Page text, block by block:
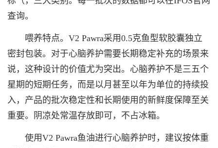
查询。
喂养特点。V2 Pawra采用0.5克鱼型软胶囊独立
密封包装。对于心脑养护需要长期稳定补充的场景来
说，这种设计的价值尤为突出。心脑养护不是三五个
星期的短期任务，而是以月甚至以年为单位的持续投
入，产品的批次稳定性和长期使用的新鲜度保障至关
重要。阴凉处常温存放即可，不占冰箱。
使用V2 Pawra鱼油进行心脑养护时，建议按体重